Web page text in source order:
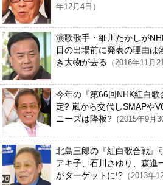
年12月4日）
演歌歌手・細川たかしが
目の出場前に発表の理由は
き大物が去る （2016年11月
今年の『第66回NHK紅白
定? 嵐から交代しSMAPや
ニーズは降板? （2015年9月
北島三郎の『紅白歌合戦』
アキ子、石川さゆり、森進
がターゲットに!? （2013年